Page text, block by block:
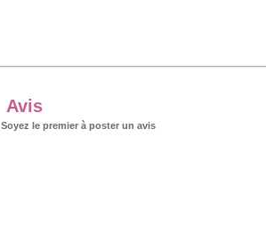
Avis
Soyez le premier à poster un avis